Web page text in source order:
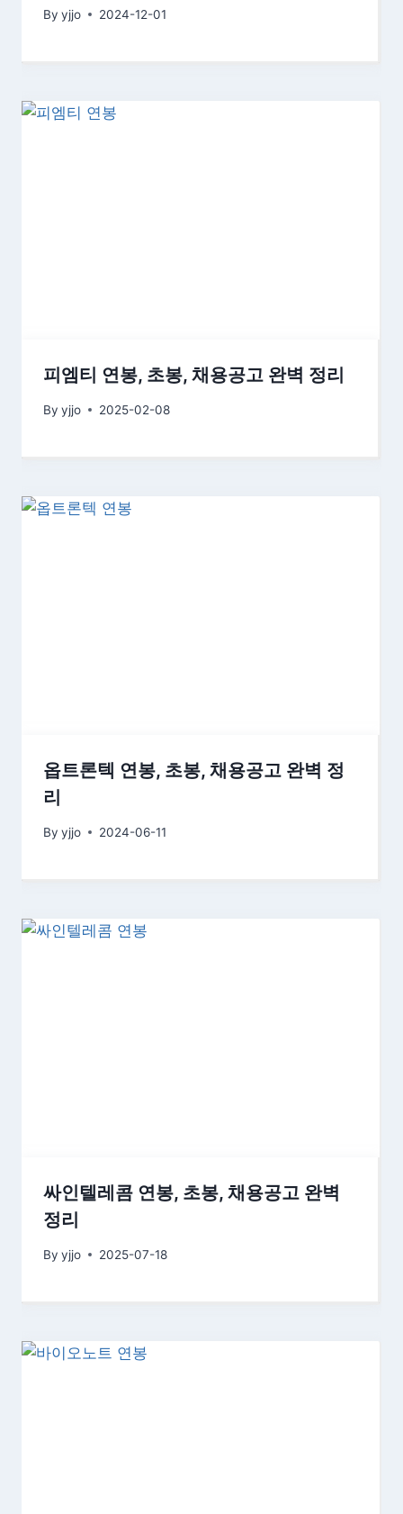
By yjjo 2024-12-01
피엠티 연봉, 초봉, 채용공고 완벽 정리
By yjjo 2025-02-08
옵트론텍 연봉, 초봉, 채용공고 완벽 정
리
By yjjo 2024-06-11
싸인텔레콤 연봉, 초봉, 채용공고 완벽
정리
By yjjo 2025-07-18